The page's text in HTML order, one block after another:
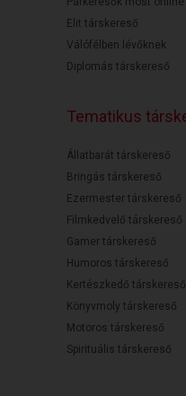
Elit társkereső
Válófélben lévőknek
Diplomás társkereső
Tematikus
Állatbarát társkereső
Bringás társkereső
Ezermester társkereső
Filmkedvelő társkereső
Gamer társkereső
Humoros társkereső
Kertészkedő társkereső
Könyvmoly társkereső
Motoros társkereső
Spirituális társkereső